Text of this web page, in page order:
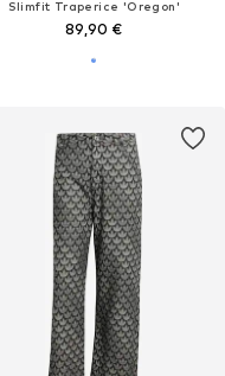
Slimfit Traperice 'Oregon'
89,90 €